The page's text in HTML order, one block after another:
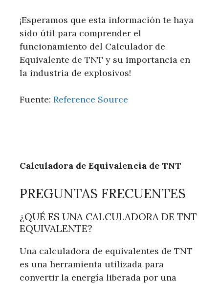
¡Esperamos que esta información te haya
sido útil para comprender el
funcionamiento del Calculador de
Equivalente de TNT y su importancia en
la industria de explosivos!
Fuente: Reference Source
Calculadora de Equivalencia de TNT
PREGUNTAS FRECUENTES
¿QUÉ ES UNA CALCULADORA DE TNT
EQUIVALENTE?
Una calculadora de equivalentes de TNT
es una herramienta utilizada para
convertir la energía liberada por una